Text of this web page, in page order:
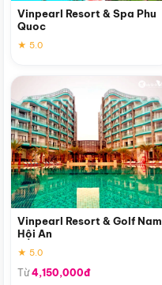
Vinpearl Resort & Spa Phu
Quoc
★ 5.0
Vinpearl Resort & Golf Nam
Hội An
★ 5.0
Từ4,150,000đ